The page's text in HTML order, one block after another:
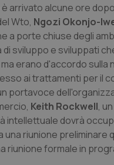
al seno
ovarico
del Polmone &
gastrointestinali
& Reflusso
è arrivato alcune ore
Wto, Ngozi Okonjo-
a porte chiuse degli
di sviluppo e sviluppati
erano d'accordo sulla
ai trattamenti per il
portavoce
Keith Rockwell,
intellettuale dovrà
una riunione preliminare
riunione formale in